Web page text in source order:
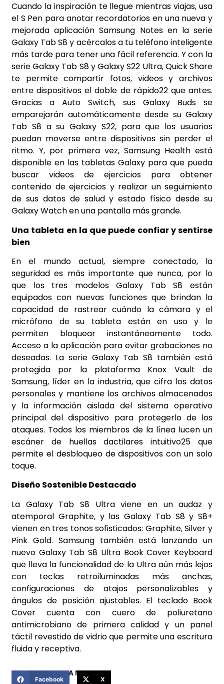
Cuando la inspiración te llegue mientras viajas, usa
el S Pen para anotar recordatorios en una nueva y
mejorada aplicación Samsung Notes en la serie
Galaxy Tab S8 y acércalos a tu teléfono inteligente
más tarde para tener una fácil referencia. Y con la
serie Galaxy Tab S8 y Galaxy S22 Ultra, Quick Share
te permite compartir fotos, videos y archivos
entre dispositivos el doble de rápido22 que antes.
Gracias a Auto Switch, sus Galaxy Buds se
emparejarán automáticamente desde su Galaxy
Tab S8 a su Galaxy S22, para que los usuarios
puedan moverse entre dispositivos sin perder el
ritmo. Y, por primera vez, Samsung Health está
disponible en las tabletas Galaxy para que pueda
buscar videos de ejercicios para obtener
contenido de ejercicios y realizar un seguimiento
de sus datos de salud y estado físico desde su
Galaxy Watch en una pantalla más grande.
Una tableta en la que puede confiar y sentirse
bien
En el mundo actual, siempre conectado, la
seguridad es más importante que nunca, por lo
que los tres modelos Galaxy Tab S8 están
equipados con nuevas funciones que brindan la
capacidad de rastrear cuándo la cámara y el
micrófono de su tableta están en uso y le
permiten bloquear instantáneamente todo.
Acceso a la aplicación para evitar grabaciones no
deseadas. La serie Galaxy Tab S8 también está
protegida por la plataforma Knox Vault de
Samsung, líder en la industria, que cifra los datos
personales y mantiene los archivos almacenados
y la información aislada del sistema operativo
principal del dispositivo para protegerlo de los
ataques. Todos los miembros de la línea lucen un
escáner de huellas dactilares intuitivo25 que
permite el desbloqueo de dispositivos con un solo
toque.
Diseño Sostenible Destacado
La Galaxy Tab S8 Ultra viene en un audaz y
atemporal Graphite, y las Galaxy Tab S8 y S8+
vienen en tres tonos sofisticados: Graphite, Silver y
Pink Gold. Samsung también está lanzando un
nuevo Galaxy Tab S8 Ultra Book Cover Keyboard
que lleva la funcionalidad de la Ultra aún más lejos
con teclas retroiluminadas más anchas,
configuraciones de atajos personalizables y
ángulos de posición ajustables. El teclado Book
Cover cuenta con cuero de poliuretano
antimicrobiano de primera calidad y un panel
táctil revestido de vidrio que permite una escritura
fluida y receptiva.
COMPARTIR ESTA NOTICIA
Facebook X